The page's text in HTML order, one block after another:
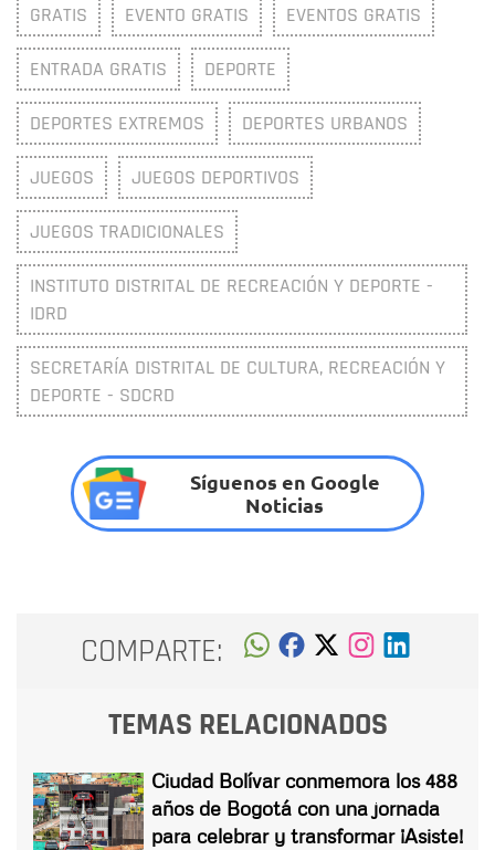
GRATIS EVENTO GRATIS EVENTOS GRATIS
ENTRADA GRATIS DEPORTE
DEPORTES EXTREMOS DEPORTES URBANOS
JUEGOS JUEGOS DEPORTIVOS
JUEGOS TRADICIONALES
INSTITUTO DISTRITAL DE RECREACIÓN Y DEPORTE -
IDRD
SECRETARÍA DISTRITAL DE CULTURA, RECREACIÓN Y
DEPORTE - SDCRD
Síguenos en Google
Noticias
COMPARTE:
TEMAS RELACIONADOS
Ciudad Bolívar conmemora los 488
años de Bogotá con una jornada
para celebrar y transformar ¡Asiste!